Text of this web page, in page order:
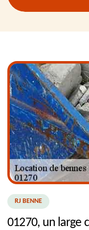
RJ BENNE
01270, un large